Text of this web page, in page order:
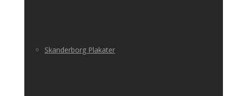
Skanderborg Plakater